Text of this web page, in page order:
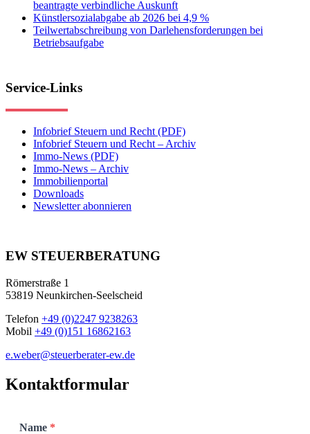
beantragte verbindliche Auskunft
Künstlersozialabgabe ab 2026 bei 4,9 %
Teilwertabschreibung von Darlehensforderungen bei
Betriebsaufgabe
Service-Links
Infobrief Steuern und Recht (PDF)
Infobrief Steuern und Recht – Archiv
Immo-News (PDF)
Immo-News – Archiv
Immobilienportal
Downloads
Newsletter abonnieren
EW STEUERBERATUNG
Römerstraße 1
53819 Neunkirchen-Seelscheid
Telefon +49 (0)2247 9238263
Mobil +49 (0)151 16862163
e.weber@steuerberater-ew.de
Kontaktformular
Name *